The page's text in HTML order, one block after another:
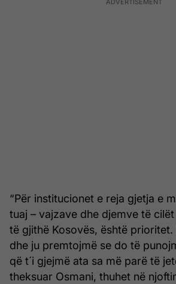
“Për institucionet e reja gjetja e
tuaj – vajzave dhe djemve të
të gjithë Kosovës, është prioritet.
dhe ju premtojmë se do të
që t´i gjejmë ata sa më parë të
theksuar Osmani, thuhet në